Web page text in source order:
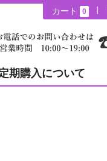
カート 0
期購入について